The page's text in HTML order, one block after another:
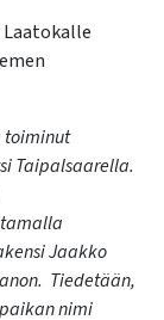
toiminut
Taipalsaarella.
Jaakko
Tiedetään,
nimi